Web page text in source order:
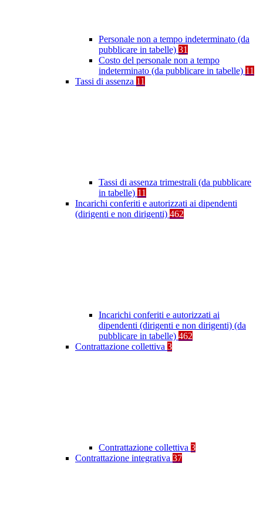
Personale non a tempo indeterminato (da
pubblicare in tabelle) 31
Costo del personale non a tempo
indeterminato (da pubblicare in tabelle) 11
Tassi di assenza 11
Tassi di assenza trimestrali (da pubblicare
in tabelle) 11
Incarichi conferiti e autorizzati ai dipendenti
(dirigenti e non dirigenti) 462
Incarichi conferiti e autorizzati ai
dipendenti (dirigenti e non dirigenti) (da
pubblicare in tabelle) 462
Contrattazione collettiva 3
Contrattazione collettiva 3
Contrattazione integrativa 37